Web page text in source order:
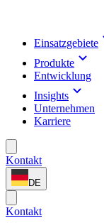
Einsatzgebiete
Produkte
Entwicklung
Insights
Unternehmen
Karriere
Kontakt
DE
Kontakt